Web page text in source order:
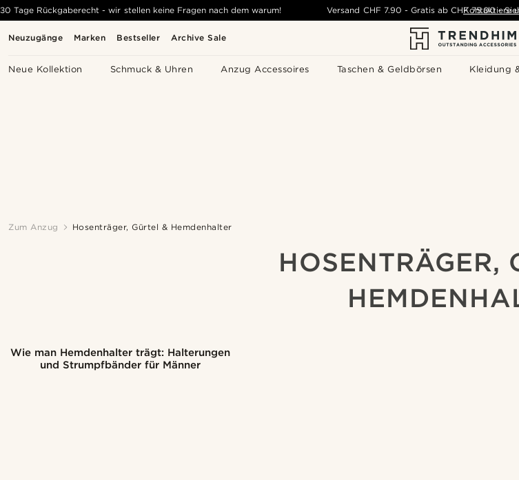
Neuzugänge Marken Bestseller Archive Sale
Neue Kollektion Schmuck & Uhren Anzug Accessoires Taschen & Geldbörsen Kleidung
30 Tage Rückgaberecht - wir stellen keine Fragen nach dem warum! Versand CHF 7.90 - Gratis ab CHF 75.00 -
Kontaktiere
Zum Anzug Hosenträger, Gürtel & Hemdenhalter
HOSENTRÄGER,
Wie man Hemdenhalter trägt: Halterungen
und Strumpfbänder für Männer